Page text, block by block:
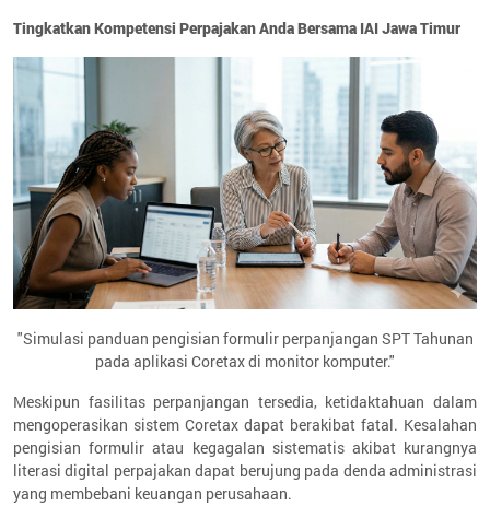
Tingkatkan Kompetensi Perpajakan Anda Bersama IAI Jawa Timur
"Simulasi panduan pengisian formulir perpanjangan SPT Tahunan
pada aplikasi Coretax di monitor komputer."
Meskipun fasilitas perpanjangan tersedia, ketidaktahuan dalam
mengoperasikan sistem Coretax dapat berakibat fatal. Kesalahan
pengisian formulir atau kegagalan sistematis akibat kurangnya
literasi digital perpajakan dapat berujung pada denda administrasi
yang membebani keuangan perusahaan.